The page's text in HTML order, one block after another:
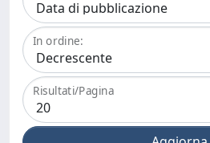
In ordine:
Risultati/Pagina